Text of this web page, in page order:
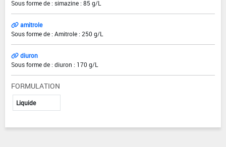
Sous forme de : simazine : 85 g/L
amitrole
Sous forme de : Amitrole : 250 g/L
diuron
Sous forme de : diuron : 170 g/L
FORMULATION
Liquide